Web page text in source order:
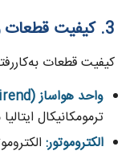
3. کیفیت قطعات و برندهای معتبر
کیفیت قطعات
واحد هواساز (Airend):
ترمومکانیکال
الکتروموتور: